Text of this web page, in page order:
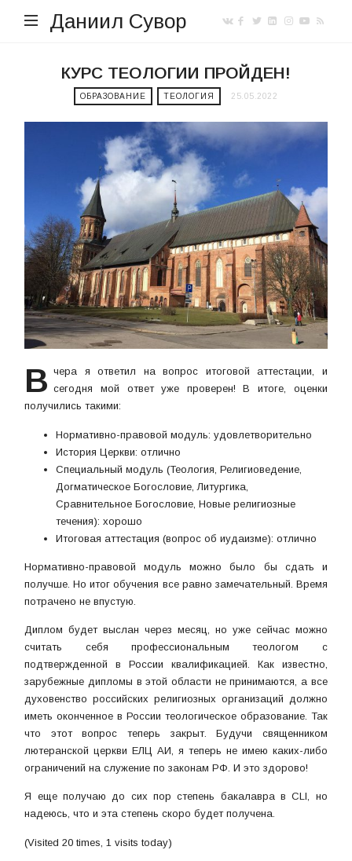
Даниил Сувор
КУРС ТЕОЛОГИИ ПРОЙДЕН!
ОБРАЗОВАНИЕ ТЕОЛОГИЯ 25.05.2022
В чера я ответил на вопрос итоговой аттестации, и
сегодня мой ответ уже проверен! В итоге, оценки
получились такими:
Нормативно-правовой модуль: удовлетворительно
История Церкви: отлично
Специальный модуль (Теология, Религиоведение,
Догматическое Богословие, Литургика,
Сравнительное Богословие, Новые религиозные
течения): хорошо
Итоговая аттестация (вопрос об иудаизме): отлично
Нормативно-правовой модуль можно было бы сдать и
получше. Но итог обучения все равно замечательный. Время
потрачено не впустую.
Диплом будет выслан через месяц, но уже сейчас можно
считать себя профессиональным теологом с
подтвержденной в России квалификацией. Как известно,
зарубежные дипломы в этой области не принимаются, а все
духовенство российских религиозных организаций должно
иметь оконченное в России теологическое образование. Так
что этот вопрос теперь закрыт. Будучи священником
лютеранской церкви ЕЛЦ АИ, я теперь не имею каких-либо
ограничений на служение по законам РФ. И это здорово!
Я еще получаю до сих пор степень бакалавра в CLI, но
надеюсь, что и эта степень скоро будет получена.
(Visited 20 times, 1 visits today)